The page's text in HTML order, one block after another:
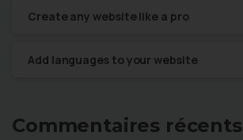
Create any website like a pro
Add languages to your website
Commentaires récents